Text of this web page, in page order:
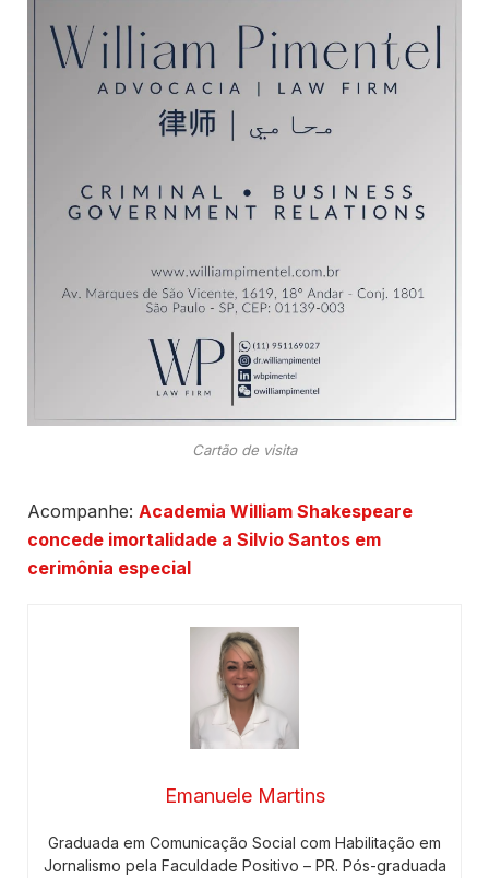
Cartão de visita
Acompanhe: Academia William Shakespeare
concede imortalidade a Silvio Santos em
cerimônia especial
Emanuele Martins
Graduada em Comunicação Social com Habilitação em
Jornalismo pela Faculdade Positivo – PR. Pós-graduada